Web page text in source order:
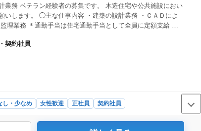
、ワークライフバランスを大切にしています。
業務 ベテラン経験者の募集です。 木造住宅や公共施設におい
いします。 ◯主な仕事内容 ・建築の設計業務 ・ＣＡＤによ
理業務 ＊通勤手当は住宅通勤手当として全員に定額支給 現
契約社員
し・少なめ 女性歓迎 正社員
契約社員